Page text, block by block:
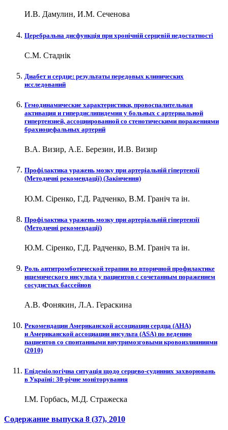
И.В. Дамулин, И.М. Сеченова
Церебральна дисфункція при хронічній серцевій недостатності
С.М. Стаднік
Диабет и сердце: результаты передовых клинических
исследований
Гемодинамические характеристики, провоспалительная
активация и гипердислипидемия у больных с артериальной
гипертензией, ассоциированной со стенотическими поражениями
брахиоцефальных артерий
В.А. Визир, А.Е. Березин, И.В. Визир
Профілактика уражень мозку при артеріальній гіпертензії
(Методичні рекомендації) (Закінчення)
Ю.М. Сіренко, Г.Д. Радченко, В.М. Граніч та ін.
Профілактика уражень мозку при артеріальній гіпертензії
(Методичні рекомендації)
Ю.М. Сіренко, Г.Д. Радченко, В.М. Граніч та ін.
Роль антитромботической терапии во вторичной профилактике
ишемического инсульта у пациентов с сочетанным поражением
сосудистых бассейнов
А.В. Фонякин, Л.А. Гераскина
Рекомендации Американской ассоциации сердца (АНА)
и Американской ассоциации инсульта (ASA) по ведению
пациентов со спонтанными внутримозговыми кровоизлияниями
(2010)
Епідеміологічна ситуація щодо серцево-судинних захворювань
в Україні: 30-річне моніторування
І.М. Горбась, М.Д. Стражеска
Содержание выпуска 8 (37), 2010